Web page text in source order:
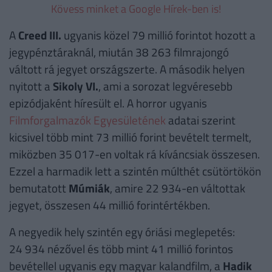
Kövess minket a Google Hírek-ben is!
ACreed III. ugyanis közel 79 millió forintot hozott a
jegypénztáraknál, miután 38 263 filmrajongó
váltott rá jegyet országszerte. A második helyen
nyitott a Sikoly VI., ami a sorozat legvéresebb
epizódjaként híresült el. A horror ugyanis
Filmforgalmazók Egyesületének adatai szerint
kicsivel több mint 73 millió forint bevételt termelt,
miközben 35 017-en voltak rá kíváncsiak összesen.
Ezzel a harmadik lett a szintén múlthét csütörtökön
bemutatottMúmiák, amire 22 934-en váltottak
jegyet, összesen 44 millió forintértékben.
A negyedik hely szintén egy óriási meglepetés:
24 934 nézővel és több mint 41 millió forintos
bevétellel ugyanis egy magyar kalandfilm, a Hadik